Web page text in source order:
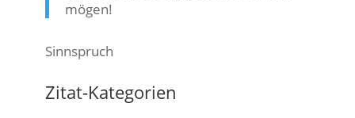
mögen!
Sinnspruch
Zitat-Kategorien